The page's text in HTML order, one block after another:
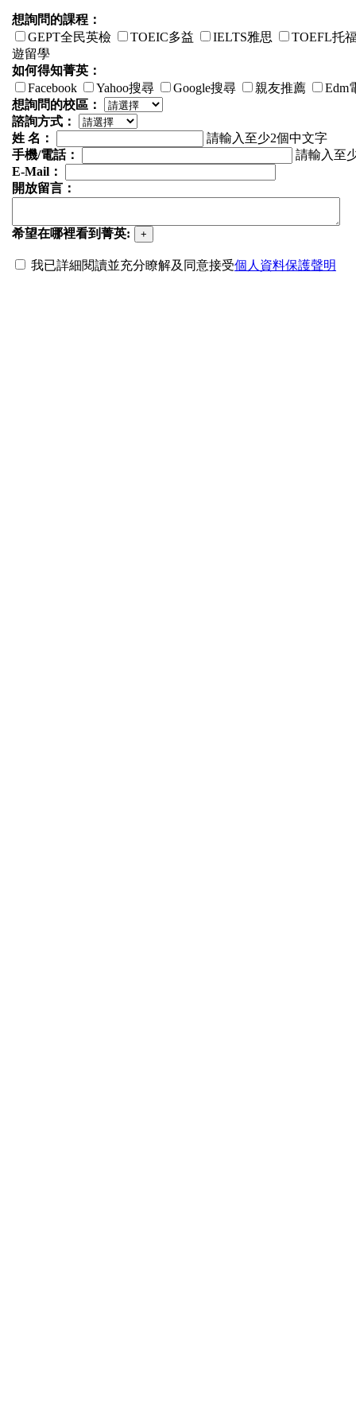
想詢問的課程：
GEPT全民英檢
TOEIC多益 IELTS雅思
TOEFL托
遊留學
如何得知菁英：
Facebook
Yahoo搜尋 Google搜尋 親友推薦
Edm
想詢問的校區：
諮詢方式：
姓 名：
請輸入至少2個中文字
手機/電話：
請輸入至
E-Mail：
開放留言：
希望在哪裡看到菁英:
我已詳細閱讀並充分瞭解及同意接受個人資料保護聲明